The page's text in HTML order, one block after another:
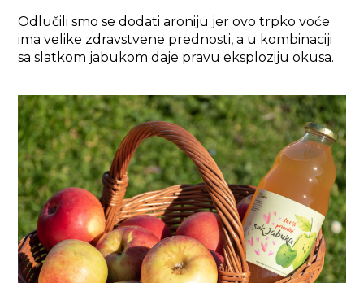
Odlučili smo se dodati aroniju jer ovo trpko voće
ima velike zdravstvene prednosti, a u kombinaciji
sa slatkom jabukom daje pravu eksploziju okusa.